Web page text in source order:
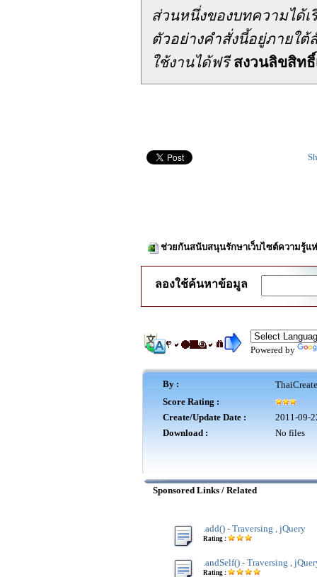
ส่วนหนึ่งของบทความได้เ
ตัวอย่างคำสั่งนี้อยู่ภาย
ใช้งานได้ฟรีสงวนลิขสิทธิ์
ช่วยกันสนับสนุนรักษาเว็บไซต์ความรู้แ
ลองใช้ค้นหาข้อมูล
Powered by
By :
Score Rating :
Create/Update Date :
2011-09-
Download :
No files
Sponsored Links / Related
.add() - Traversing , jQuery
Rating :
.andSelf() - Traversing ,
Rating :